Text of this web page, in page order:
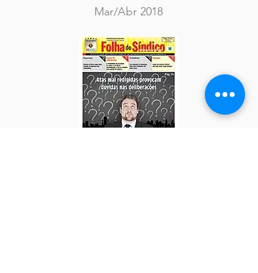
Mar/Abr 2018